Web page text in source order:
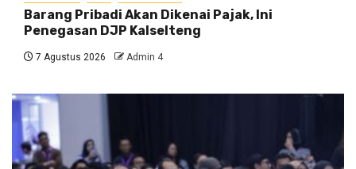
Barang Pribadi Akan Dikenai Pajak, Ini
Penegasan DJP Kalselteng
7 Agustus 2026 Admin 4